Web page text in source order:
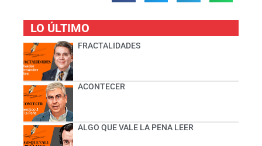
LO ÚLTIMO
FRACTALIDADES
ACONTECER
ALGO QUE VALE LA PENA LEER